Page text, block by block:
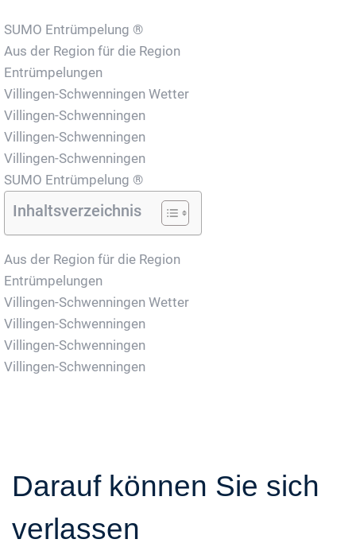
SUMO Entrümpelung ®
Aus der Region für die Region
Entrümpelungen
Villingen-Schwenningen Wetter
Villingen-Schwenningen
Villingen-Schwenningen
Villingen-Schwenningen
SUMO Entrümpelung ®
Inhaltsverzeichnis
Aus der Region für die Region
Entrümpelungen
Villingen-Schwenningen Wetter
Villingen-Schwenningen
Villingen-Schwenningen
Villingen-Schwenningen
Darauf können Sie sich
verlassen